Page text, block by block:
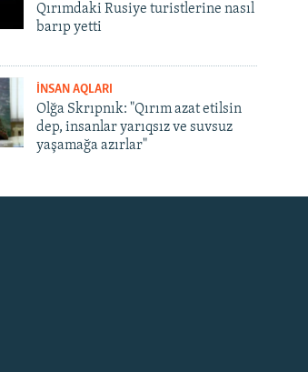
Qırımdaki Rusiye turistlerine nasıl
barıp yetti
İNSAN AQLARI
Olğa Skrıpnık: "Qırım azat etilsin
dep, insanlar yarıqsız ve suvsuz
yaşamağa azırlar"